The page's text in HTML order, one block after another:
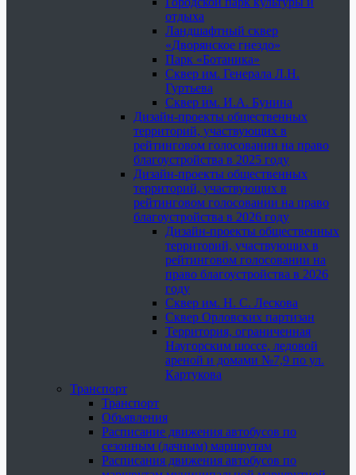
отдыха
Ландшафтный сквер
«Дворянское гнездо»
Парк «Ботаника»
Сквер им. Генерала Л.Н.
Гуртьева
Сквер им. И.А. Бунина
Дизайн-проекты общественных
территорий, участвующих в
рейтинговом голосовании на право
благоустройства в 2025 году
Дизайн-проекты общественных
территорий, участвующих в
рейтинговом голосовании на право
благоустройства в 2026 году
Дизайн-проекты общественных
территорий, участвующих в
рейтинговом голосовании на
право благоустройства в 2026
году
Сквер им. Н. С. Лескова
Сквер Орловских партизан
Территория, ограниченная
Наугорским шоссе, ледовой
ареной и домами №7,9 по ул.
Картукова
Транспорт
Транспорт
Объявления
Расписание движения автобусов по
сезонным (дачным) маршрутам
Расписания движения автобусов по